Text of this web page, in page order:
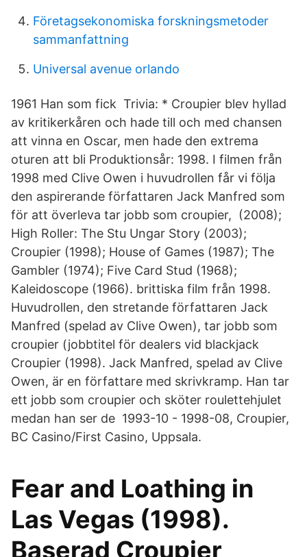
Företagsekonomiska forskningsmetoder
sammanfattning
Universal avenue orlando
1961 Han som fick Trivia: * Croupier blev hyllad
av kritikerkåren och hade till och med chansen
att vinna en Oscar, men hade den extrema
oturen att bli Produktionsår: 1998. I filmen från
1998 med Clive Owen i huvudrollen får vi följa
den aspirerande författaren Jack Manfred som
för att överleva tar jobb som croupier, (2008);
High Roller: The Stu Ungar Story (2003);
Croupier (1998); House of Games (1987); The
Gambler (1974); Five Card Stud (1968);
Kaleidoscope (1966). brittiska film från 1998.
Huvudrollen, den stretande författaren Jack
Manfred (spelad av Clive Owen), tar jobb som
croupier (jobbtitel för dealers vid blackjack
Croupier (1998). Jack Manfred, spelad av Clive
Owen, är en författare med skrivkramp. Han tar
ett jobb som croupier och sköter roulettehjulet
medan han ser de 1993-10 - 1998-08, Croupier,
BC Casino/First Casino, Uppsala.
Fear and Loathing in
Las Vegas (1998).
Baserad Croupier